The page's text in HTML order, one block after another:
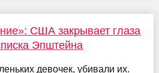
США закрывает глаза
Эпштейна
девочек, убивали их.